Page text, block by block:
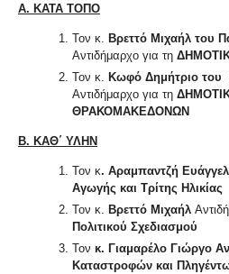
Α. ΚΑΤΑ ΤΟΠΟ
Τον κ. Βρεττό Μιχαήλ του
Αντιδήμαρχο για τη
Τον κ.
Κωφό Δημήτριο του
Αντιδήμαρχο για τη
ΘΡΑΚΟΜΑΚΕΔΟΝΩΝ
Β. ΚΑΘ΄ ΥΛΗΝ
Τον κ. Αραμπαντζή
Αγωγής και Τρίτης Ηλικίας
Τον κ.
Βρεττό Μιχαήλ
Πολιτικού Σχεδιασμού
Τον κ. Γιαμαρέλο Γιώργο
Καταστροφών και